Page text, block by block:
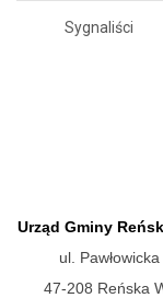
Sygnaliści
Urząd Gminy
ul. Pawłowicka
47-208 Reńska